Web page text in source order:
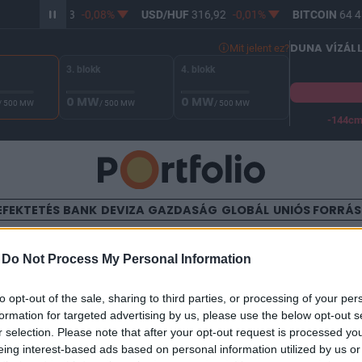
Do Not Process My Personal Information
opt-out of the sale, sharing to third parties, or processing of your
for targeted advertising by us, please use the below opt-out
selection. Please note that after your opt-out request is processed
interest-based ads based on personal information utilized by us
365,13 -0,08% USD/HUF 316,92 -0,01% BITCOIN64
Mit jelent ez?
/ 500 MW
3. blokk
0 MW/ 500 MW
4. blokk
0 MW/ 500 MW
DUNA
-144cm
BANK DEVIZA GAZDASÁG GLOBÁL UNIÓS
a részvénypiacokon